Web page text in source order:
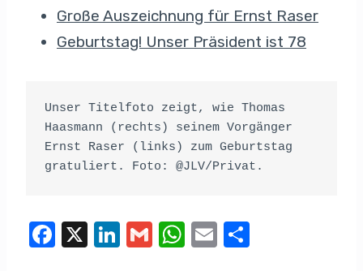
Große Auszeichnung für Ernst Raser
Geburtstag! Unser Präsident ist 78
Unser Titelfoto zeigt, wie Thomas
Haasmann (rechts) seinem Vorgänger
Ernst Raser (links) zum Geburtstag
gratuliert. Foto: @JLV/Privat.
F
X
Li
G
W E